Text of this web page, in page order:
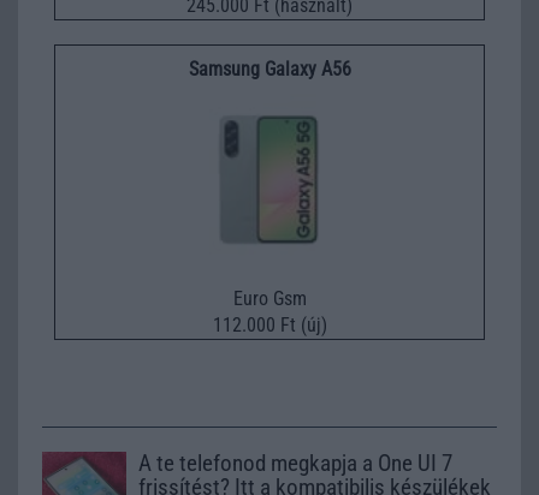
245.000 Ft (használt)
Samsung Galaxy A56
Euro Gsm
112.000 Ft (új)
A te telefonod megkapja a One UI 7
frissítést? Itt a kompatibilis készülékek